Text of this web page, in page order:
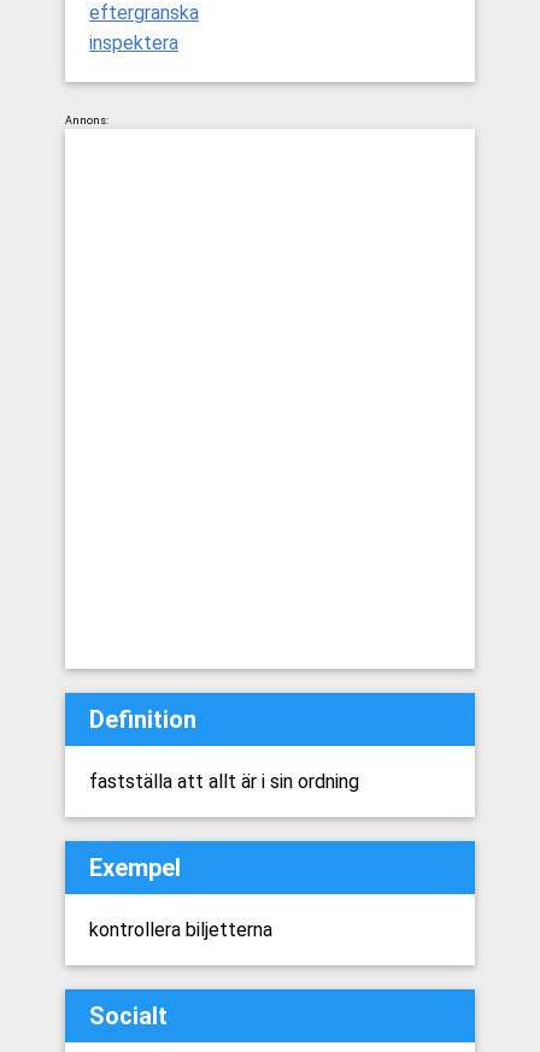
eftergranska
inspektera
Annons:
Definition
fastställa att allt är i sin ordning
Exempel
kontrollera biljetterna
Socialt